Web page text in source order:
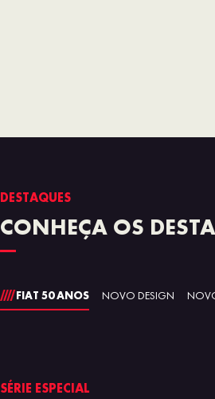
DESTAQUES
CONHEÇA OS
FIAT 50 ANOS NOVO DESIGN
SÉRIE ESPECIAL